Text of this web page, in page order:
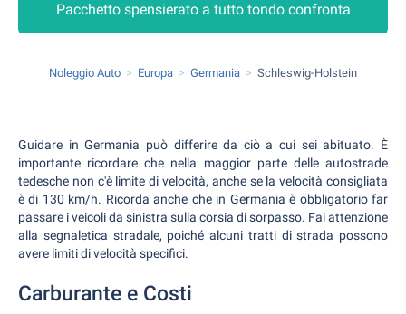
Pacchetto spensierato a tutto tondo confronta
Noleggio Auto Europa Germania Schleswig-Holstein
Guidare in Germania può differire da ciò a cui sei abituato. È
importante ricordare che nella maggior parte delle autostrade
tedesche non c'è limite di velocità, anche se la velocità consigliata
è di 130 km/h. Ricorda anche che in Germania è obbligatorio far
passare i veicoli da sinistra sulla corsia di sorpasso. Fai attenzione
alla segnaletica stradale, poiché alcuni tratti di strada possono
avere limiti di velocità specifici.
Carburante e Costi